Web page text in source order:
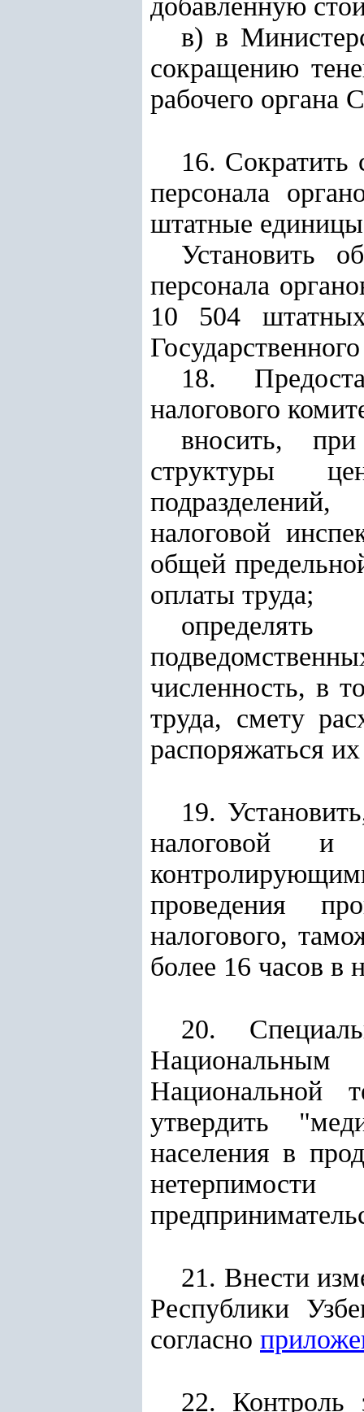
добавленную
в) в
сокращению
рабочего органа
16. Сократить
персонала
штатные
Установить
персонала
10 504
18.
налогового
вносить,
структуры
налоговой
общей
оплаты труда;
численность, в
труда, смету
распоряжаться
19.
налоговой и
проведения
налогового,
более 16 часов в
20.
Национальным
Национальной
утвердить
населения в
21. Внести
Республики
согласно
22. Контроль